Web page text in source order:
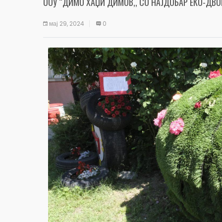
мај 29, 2024 0